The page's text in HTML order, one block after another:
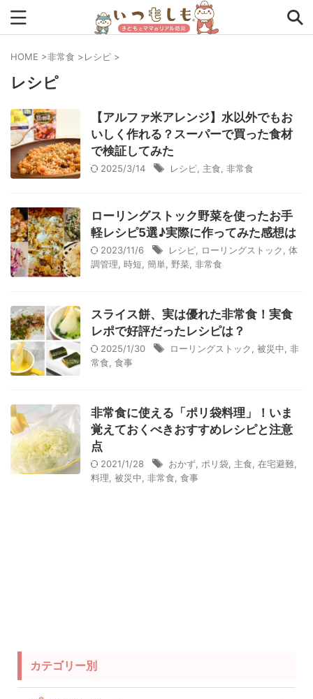
タグから探す
0次の備え 1次の備え 2次の備え まとめ
アプリ インタビュー コラム チェックリスト
ツール ママ防災士リサのいつもしも
停電 備蓄 収納 台風 在宅避難 地震
夏 外出中 外出先 小学生 幼児
衛生用品 被災中 豪雨 赤ちゃん 避難前
避難所 野菜 防災おでかけ 防災グッズ
食事
HOME >非常食 >レシピ >
レシピ
【アルファ米アレンジ】水以外でもお
いしく作れる？スーパーで買った食材
で検証してみた
2025/3/14 レシピ 主食 非常食
ローリングストック野菜を使ったお手
軽レシピ5選♪実際に作ってみた感想は
2023/11/6 レシピ ローリングストック
体
調管理 時短 簡単 野菜 非常食
スライス餅、実は優れた非常食！実食
レポで好評だったレシピは？
2025/1/30 ローリングストック 被災中 非
常食 食事
非常食に使える「ポリ袋料理」！いま
覚えておくべきおすすめレシピと注意
点
2021/1/28 おかず ポリ袋 主食 在宅避難
料理 被災中 非常食 食事
カテゴリー別